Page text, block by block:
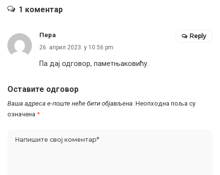
1 коментар
Пера
26. април 2023. у 10:56 pm
Па дај одговор, паметњаковићу.
Reply
Оставите одговор
Ваша адреса е-поште неће бити објављена. Неопходна поља су
означена *